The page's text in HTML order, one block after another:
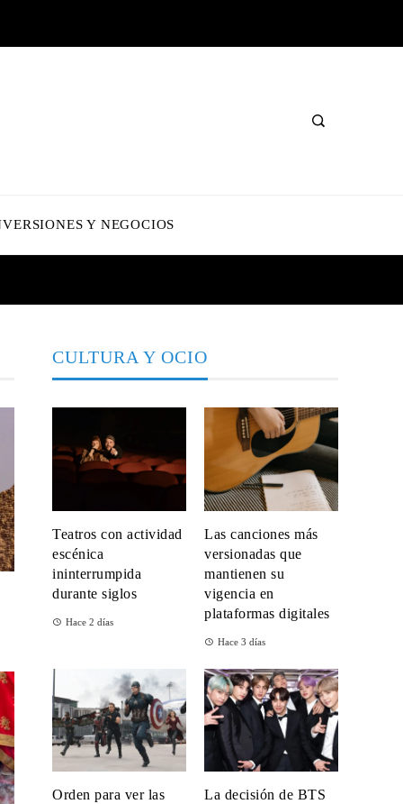
Y NEGOCIOS
CULTURA Y OCIO
Teatros con actividad
escénica
ininterrumpida
durante siglos
Hace 2 días
Las canciones más
versionadas que
mantienen su
vigencia en
plataformas digitales
Hace 3 días
Orden para ver las
La decisión de BTS